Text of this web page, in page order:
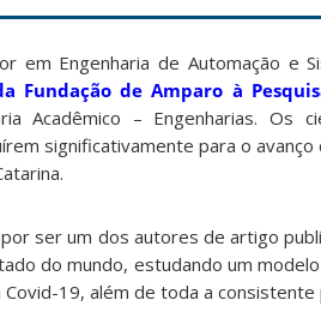
em Engenharia de Automação e
Fundação de Amparo à
Acadêmico – Engenharias. Os
significativamente para o avanço
ser um dos autores de artigo
do mundo, estudando um
19, além de toda a